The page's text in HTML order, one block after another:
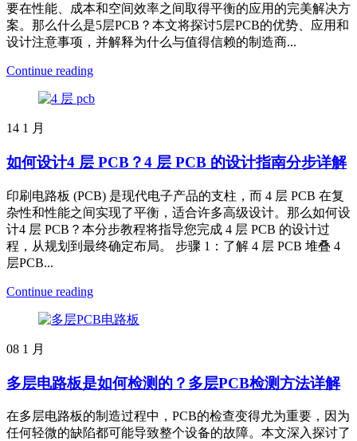
要在性能、成本和空间效率之间取得平衡的应用的完美解决方
案。那么什么是5层PCB？本文将探讨5层PCB的优势、应用和
设计注意事项，并解释为什么与值得信赖的制造商...
Continue reading
14 1 月
如何设计4 层 PCB？4 层 PCB 的设计指南分步详解
印刷电路板 (PCB) 是现代电子产品的支柱，而 4 层 PCB 在复
杂性和性能之间实现了平衡，适合许多高级设计。那么如何设
计4 层 PCB？本分步教程将指导您完成 4 层 PCB 的设计过
程，从规划到最终确定布局。 步骤 1：了解 4 层 PCB 堆叠 4
层PCB...
Continue reading
08 1 月
多层电路板是如何检测的？多层PCB检测方法详解
在多层电路板的制造过程中，PCB的检查变得尤为重要，因为
任何轻微的缺陷都可能导致整个设备的故障。本文深入探讨了